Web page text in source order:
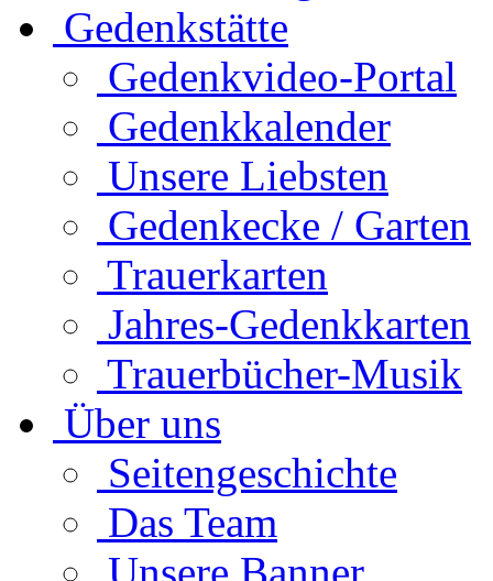
Gedenkstätte
Gedenkvideo-Portal
Gedenkkalender
Unsere Liebsten
Gedenkecke / Garten
Trauerkarten
Jahres-Gedenkkarten
Trauerbücher-Musik
Über uns
Seitengeschichte
Das Team
Unsere Banner